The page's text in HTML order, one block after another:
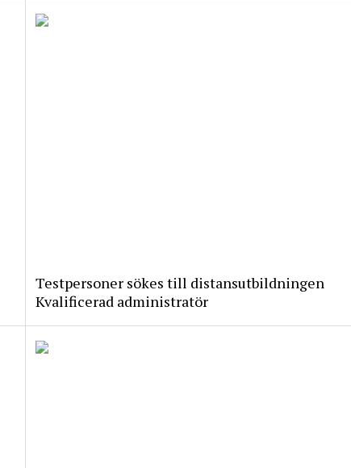
Testpersoner sökes till distansutbildningen
Kvalificerad administratör